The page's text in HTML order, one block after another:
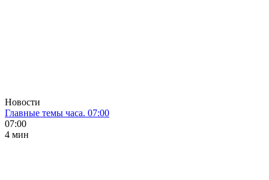
Новости
Главные темы часа. 07:00
07:00
4 мин